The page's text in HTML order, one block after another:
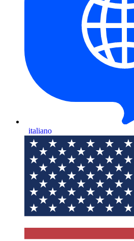
italiano